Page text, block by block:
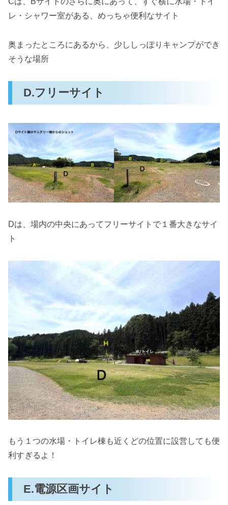
レ・シャワー室がある、めっちゃ便利なサイト
奥まったところにあるから、少ししっぽりキャンプができ
そうな場所
D.フリーサイト
Dは、場内の中央にあってフリーサイトで１番大きなサイ
ト
もう１つの水場・トイレ棟も近くどの位置に設営しても便
利すぎるよ！
E.電源区画サイト